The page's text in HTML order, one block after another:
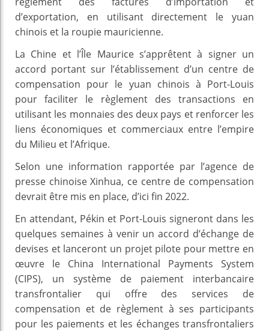
d’exportation, en utilisant directement le yuan
chinois et la roupie mauricienne.
La Chine et l’Île Maurice s’apprêtent à signer un
accord portant sur l’établissement d’un centre de
compensation pour le yuan chinois à Port-Louis
pour faciliter le règlement des transactions en
utilisant les monnaies des deux pays et renforcer les
liens économiques et commerciaux entre l’empire
du Milieu et l’Afrique.
Selon une information rapportée par l’agence de
presse chinoise Xinhua, ce centre de compensation
devrait être mis en place, d’ici fin 2022.
En attendant, Pékin et Port-Louis signeront dans les
quelques semaines à venir un accord d’échange de
devises et lanceront un projet pilote pour mettre en
œuvre le China International Payments System
(CIPS), un système de paiement interbancaire
transfrontalier qui offre des services de
compensation et de règlement à ses participants
pour les paiements et les échanges transfrontaliers